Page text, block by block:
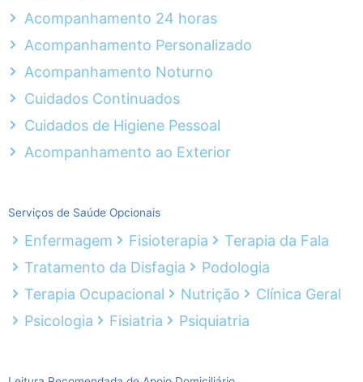
Acompanhamento 24 horas
Acompanhamento Personalizado
Acompanhamento Noturno
Cuidados Continuados
Cuidados de Higiene Pessoal
Acompanhamento ao Exterior
Serviços de Saúde Opcionais
Enfermagem Fisioterapia
Terapia da Fala
Tratamento da Disfagia
Podologia
Terapia Ocupacional
Nutrição
Clínica Geral
Psicologia
Fisiatria Psiquiatria